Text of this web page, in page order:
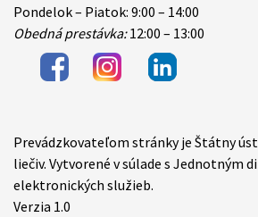
Pondelok – Piatok: 9:00 – 14:00
Obedná prestávka:12:00 – 13:00
Items
Prevádzkovateľom stránky je Štátny
liečiv. Vytvorené v súlade s Jednotným
elektronických služieb.
Verzia 1.0